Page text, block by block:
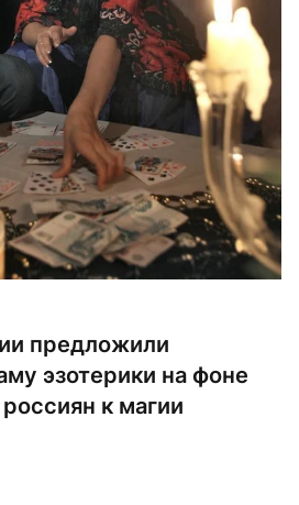
предложили
эзотерики на фоне
к магии